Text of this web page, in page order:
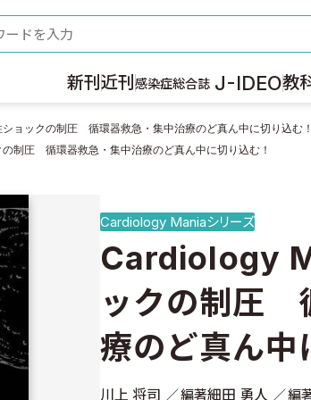
新刊 近刊 感染症総合誌 J-IDEO教
ョックの制圧 循環器救急・集中治療のど真ん中に切り込む！
制圧 循環器救急・集中治療のど真ん中に切り込む！
Cardiology Maniaシリーズ
Cardiology
ックの制圧
療のど真ん中
川上 将司 編著細田 勇人 編